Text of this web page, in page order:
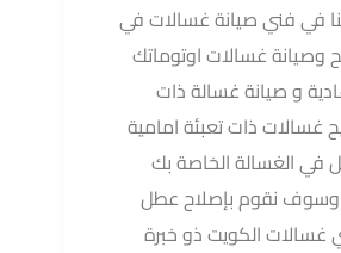
في فني صيانة غسالات في
غسالات اوتوماتك
و صيانة غسالة ذات
غسالات ذات تعبئة امامية
في الغسالة الخاصة بك
وسوف نقوم بإصلاح عطل
غسالات الكويت ذو خبرة